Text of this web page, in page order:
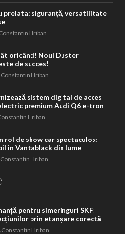
prelata: siguranță, versatilitate
Hriban
oricând! Noul Duster
de succes!
Constantin Hriban
sistem digital de acces
premium Audi Q6 e-tron
Hriban
rol de show car spectaculos:
in Vantablack din lume
Constantin Hriban
pentru simeringuri SKF:
prin etanșare corectă
Constantin Hriban